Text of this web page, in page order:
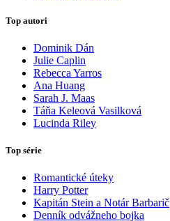
Top autori
Dominik Dán
Julie Caplin
Rebecca Yarros
Ana Huang
Sarah J. Maas
Táňa Keleová Vasilková
Lucinda Riley
Top série
Romantické úteky
Harry Potter
Kapitán Stein a Notár Barbarič
Denník odvážneho bojka